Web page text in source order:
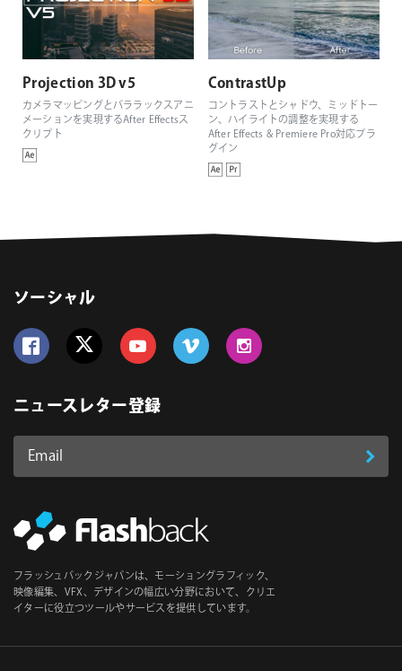
Projection 3D v5
カメラマッピングとパララックスアニ
メーションを実現するAfter Effectsス
クリプト
ContrastUp
コントラストとシャドウ、ミッドトー
ン、ハイライトの調整を実現する
After Effects & Premiere Pro対応プラ
グイン
ソーシャル
ニュースレター登録
Email
ス
必
須
登
フラッシュバックジャパンは、モーショングラフィック、
映像編集、VFX、デザインの幅広い分野において、クリエ
イターに役立つツールやサービスを提供しています。